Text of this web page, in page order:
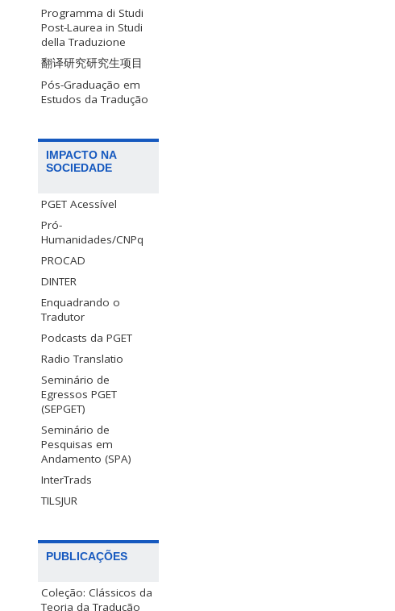
Programma di Studi
Post-Laurea in Studi
della Traduzione
翻译研究研究生项目
Pós-Graduação em
Estudos da Tradução
IMPACTO NA
SOCIEDADE
PGET Acessível
Pró-
Humanidades/CNPq
PROCAD
DINTER
Enquadrando o
Tradutor
Podcasts da PGET
Radio Translatio
Seminário de
Egressos PGET
(SEPGET)
Seminário de
Pesquisas em
Andamento (SPA)
InterTrads
TILSJUR
PUBLICAÇÕES
Coleção: Clássicos da
Teoria da Tradução